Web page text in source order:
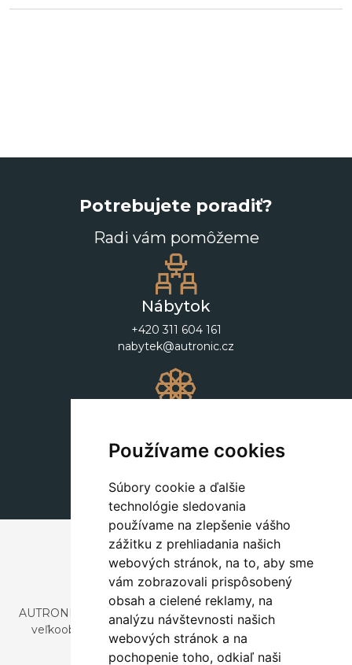
Používame cookies
Súbory cookie a ďalšie
technológie sledovania
používame na zlepšenie vášho
zážitku z prehliadania našich
webových stránok, na to, aby sme
vám zobrazovali prispôsobený
obsah a cielené reklamy, na
analýzu návštevnosti našich
webových stránok a na
pochopenie toho, odkiaľ naši
Potrebujete poradiť?
Radi vám pomôžeme
Nábytok
+420 311 604 161
nabytek@autronic.cz
+420 311 604 182
dekorace@autronic.cz
AUTRONIC, s.r.o. je spoločnosť zaoberajúca sa dovozom a
veľkoobchodným predajom dizajnového aj štýlového
nábytku a dekorácií.